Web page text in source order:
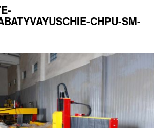
CHPU-SM-